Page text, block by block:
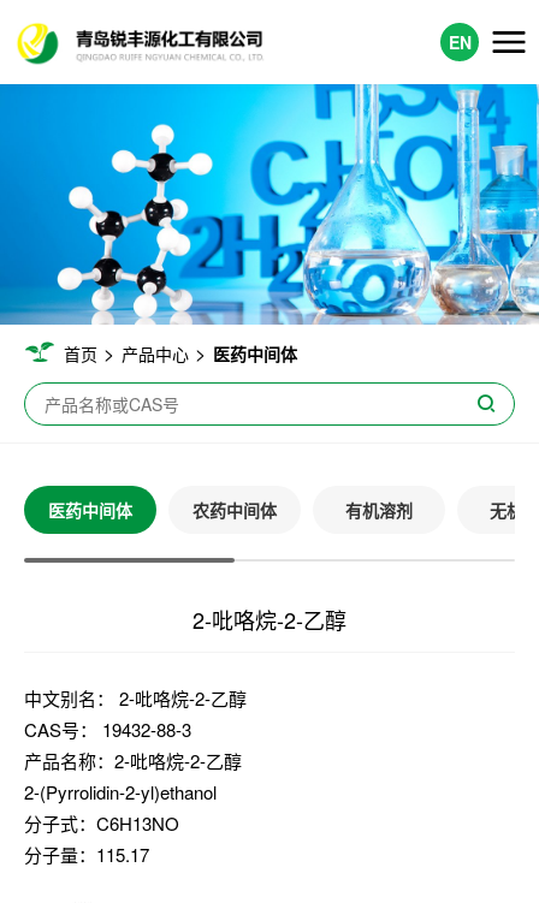
EN
首页 > 产品中心 > 医药中间体
医药中间体 农药中间体 有机溶剂 无机
2-吡咯烷-2-乙醇
中文别名： 2-吡咯烷-2-乙醇
CAS号： 19432-88-3
产品名称：2-吡咯烷-2-乙醇
2-(Pyrrolidin-2-yl)ethanol
分子式：C6H13NO
分子量：115.17